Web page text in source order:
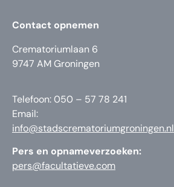
Contact opnemen
Crematoriumlaan 6
9747 AM Groningen
Telefoon: 050 – 57 78 241
Email:
info@stadscrematoriumgroningen.nl
Pers en opnameverzoeken:
pers@facultatieve.com